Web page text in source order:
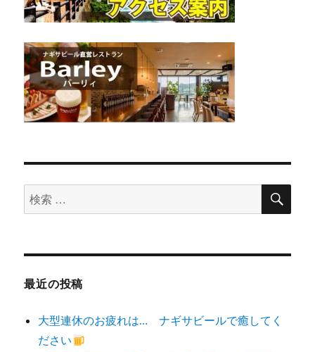
検
索
象:
検
最近の投稿
大型連休のお疲れは… ナギサビールで癒してく
ださい